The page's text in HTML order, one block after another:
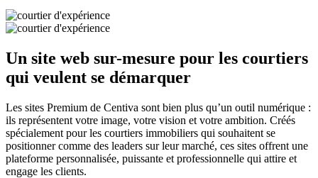
Un site web sur-mesure pour les courtiers
qui veulent se démarquer
Les sites Premium de Centiva sont bien plus qu’un outil numérique :
ils représentent votre image, votre vision et votre ambition. Créés
spécialement pour les courtiers immobiliers qui souhaitent se
positionner comme des leaders sur leur marché, ces sites offrent une
plateforme personnalisée, puissante et professionnelle qui attire et
engage les clients.